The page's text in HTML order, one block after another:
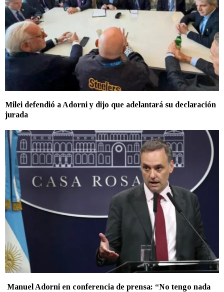
Milei defendió a Adorni y dijo que adelantará su declaración
jurada
Manuel Adorni en conferencia de prensa: “No tengo nada